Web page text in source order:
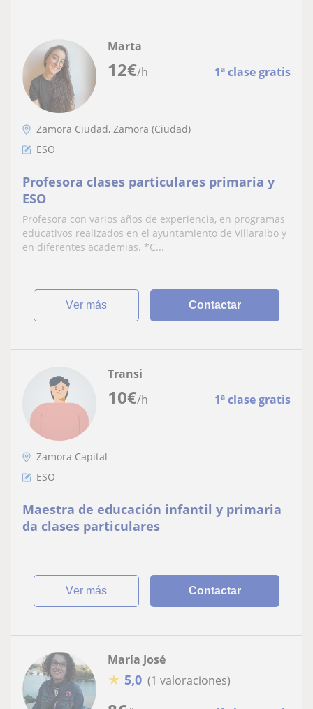
12€/h 1ª clase gratis
Marta
Zamora Ciudad, Zamora (Ciudad)
ESO
Profesora clases particulares primaria y
ESO
Profesora con varios años de experiencia, en programas
educativos realizados en el ayuntamiento de Villaralbo y
en diferentes academias. *C...
ver más Contactar
10€/h 1ª clase gratis
Transi
Zamora Capital
ESO
Maestra de educación infantil y primaria
da clases particulares
ver más Contactar
María José
★ 5,0 (1 valoraciones)